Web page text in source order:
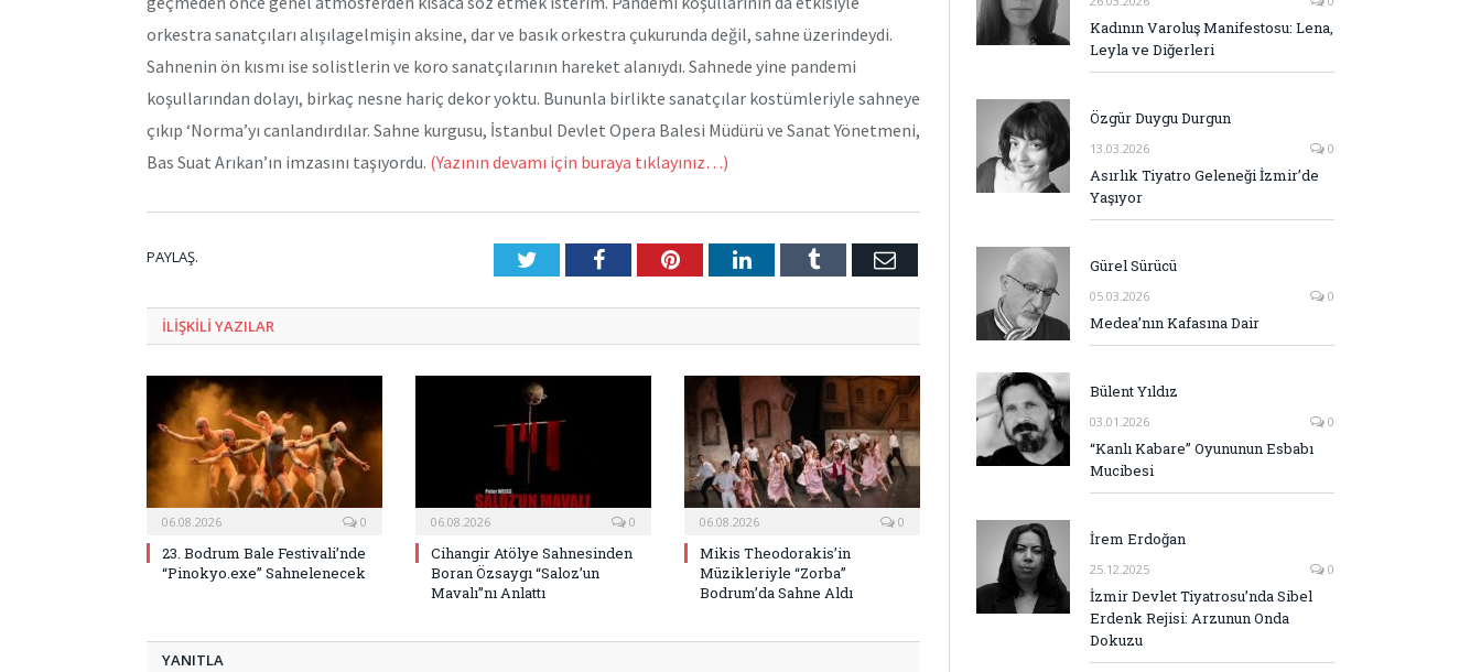
orkestra sanatçıları alışılagelmişin aksine, dar ve basık orkestra çukurunda değil, sahne üzerindeydi.
Sahnenin ön kısmı ise solistlerin ve koro sanatçılarının hareket alanıydı. Sahnede yine pandemi
koşullarından dolayı, birkaç nesne hariç dekor yoktu. Bununla birlikte sanatçılar kostümleriyle sahneye
çıkıp ‘Norma’yı canlandırdılar. Sahne kurgusu, İstanbul Devlet Opera Balesi Müdürü ve Sanat Yönetmeni,
Bas Suat Arıkan’ın imzasını taşıyordu. (Yazının devamı için buraya tıklayınız…)
PAYLAŞ. TwitterFacebookPinterestLinkedInTumblr E-
ILIŞKILI YAZILAR
06.08.2026 0
23. Bodrum Bale Festivali’nde
“Pinokyo.exe” Sahnelenecek
06.08.2026 0
Cihangir Atölye Sahnesinden
Boran Özsaygı “Saloz’un
Mavalı”nı Anlattı
06.08.2026 0
Mikis Theodorakis’in
Müzikleriyle “Zorba”
Bodrum’da Sahne Aldı
YANITLA
Kadının Varoluş Manifestosu: Lena,
Leyla ve Diğerleri
Özgür Duygu Durgun
13.03.2026 0
Asırlık Tiyatro Geleneği İzmir’de
Yaşıyor
Gürel Sürücü
05.03.2026 0
Medea’nın Kafasına Dair
Bülent Yıldız
03.01.2026 0
“Kanlı Kabare” Oyununun Esbabı
Mucibesi
İrem Erdoğan
25.12.2025 0
İzmir Devlet Tiyatrosu’nda Sibel
Erdenk Rejisi: Arzunun Onda
Dokuzu